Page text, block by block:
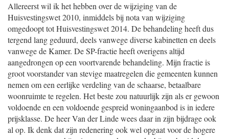
Allereerst wil ik het hebben over de wijziging van de
Huisvestingswet 2010, inmiddels bij nota van wijziging
omgedoopt tot Huisvestingswet 2014. De behandeling heeft dus
tergend lang geduurd, deels vanwege diverse kabinetten en deels
vanwege de Kamer. De SP-fractie heeft overigens altijd
aangedrongen op een voortvarende behandeling. Mijn fractie is
groot voorstander van stevige maatregelen die gemeenten kunnen
nemen om een eerlijke verdeling van de schaarse, betaalbare
woonruimte te regelen. Het beste zou natuurlijk zijn als er gewoon
voldoende en een voldoende gespreid woningaanbod is in iedere
prijsklasse. De heer Van der Linde wees daar in zijn bijdrage ook
al op. Ik denk dat zijn redenering ook wel opgaat voor de hogere